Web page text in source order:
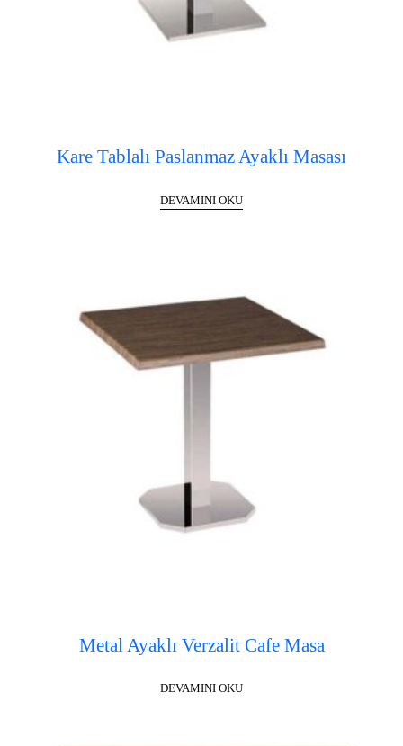
Kare Tablalı Paslanmaz Ayaklı Masası
DEVAMINI OKU
Metal Ayaklı Verzalit Cafe Masa
DEVAMINI OKU